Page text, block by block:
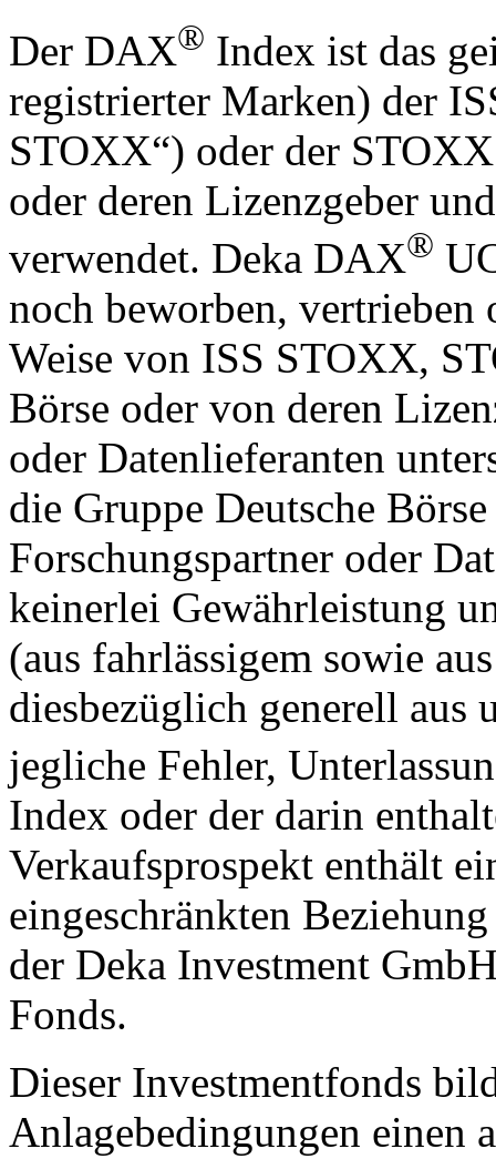
Der DAX® Index ist das
registrierter Marken) der
STOXX“) oder der
oder deren Lizenzgeber
verwendet. Deka DAX®
noch beworben, vertrieben
Weise von ISS STOXX,
Börse oder von deren
oder Datenlieferanten
die Gruppe Deutsche
Forschungspartner oder
keinerlei Gewährleistung
(aus fahrlässigem sowie
diesbezüglich generell aus
jegliche Fehler,
Index oder der darin
Verkaufsprospekt enthält
eingeschränkten
der Deka Investment
Fonds.
Dieser Investmentfonds
Anlagebedingungen einen